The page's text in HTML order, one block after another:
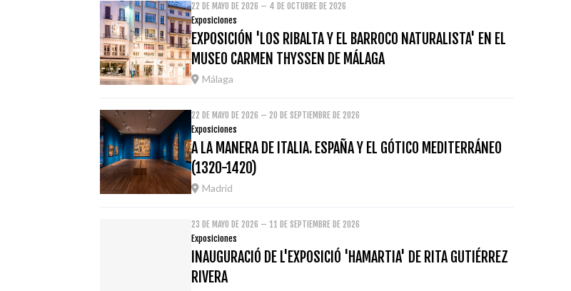
22 DE MAYO DE 2026 – 4 DE OCTUBRE DE 2026
Exposiciones
EXPOSICIÓN 'LOS RIBALTA Y EL BARROCO NATURALISTA' EN EL
MUSEO CARMEN THYSSEN DE MÁLAGA
Málaga
22 DE MAYO DE 2026 – 20 DE SEPTIEMBRE DE 2026
Exposiciones
A LA MANERA DE ITALIA. ESPAÑA Y EL GÓTICO MEDITERRÁNEO
(1320-1420)
Madrid
23 DE MAYO DE 2026 – 11 DE SEPTIEMBRE DE 2026
Exposiciones
INAUGURACIÓ DE L'EXPOSICIÓ 'HAMARTIA' DE RITA GUTIÉRREZ
RIVERA